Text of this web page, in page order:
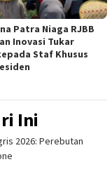
Patra Niaga RJBB
Inovasi Tukar
Staf Khusus
Ini
2026: Perebutan